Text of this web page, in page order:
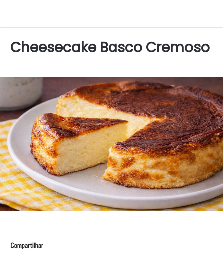
Cheesecake Basco Cremoso